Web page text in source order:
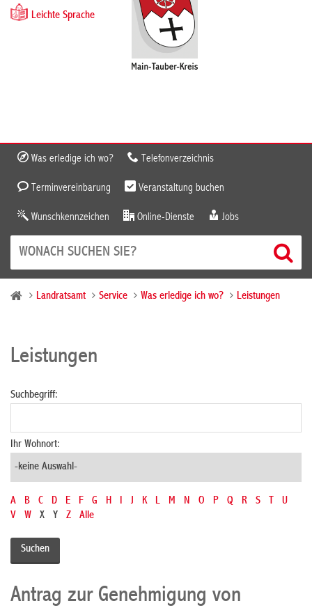
Leichte Sprache
Was erledige ich wo? Telefonverzeichnis
Terminvereinbarung Veranstaltung buchen
Wunschkennzeichen Online-Dienste Jobs
Landratsamt Service Was erledige ich wo? Leistungen
Leistungen
Suchbegriff:
Ihr Wohnort:
A B C D E F G H I J K L M N O P Q R S T
U
V
W X Y Z Alle
Antrag zur Genehmigung von